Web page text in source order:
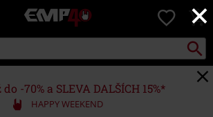
×
EMP
Hudba,
filmy
&
seriály,
Merch
0
-70% a SLEVA DALŠÍCH 15%*
HAPPY WEEKEND